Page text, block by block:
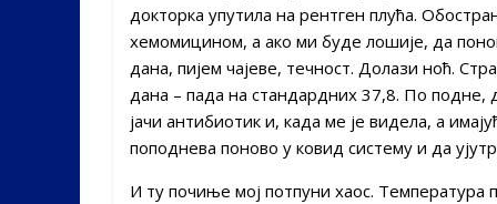
докторка упутила на рентген плућа.
хемомицином, а ако ми буде лошије, да
дана, пијем чајеве, течност. Долази ноћ.
дана – пада на стандардних 37,8. По подне,
јачи антибиотик и, када ме је видела, а
поподнева поново у ковид систему и да
И ту почиње мој потпуни хаос.